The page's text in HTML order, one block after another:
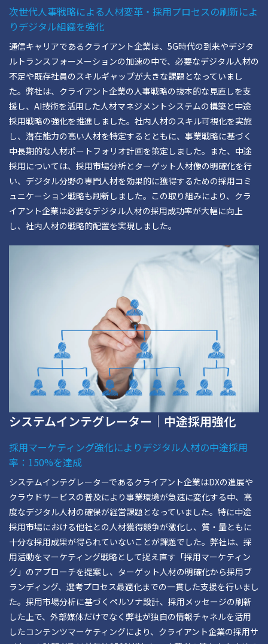
次世代人事戦略による人材変革・採用プロセスの刷新によ
りデジタル組織を強化
通信キャリアであるクライアント企業は、5G時代の到来やデジタ
ルトランスフォーメーションの加速の中で、必要なデジタル人材の
不足や既存社員のスキルギャップが大きな課題となっていまし
た。弊社は、クライアント企業の人事戦略の抜本的な見直しを支
援し、AI技術を活用した人材マネジメントシステムの構築と中途
採用戦略の強化を推進しました。社内人材のスキル可視化を実施
し、潜在能力の高い人材を特定するとともに、事業戦略に基づく
中長期的な人材ポートフォリオ計画を策定しました。また、中途
採用については、採用市場分析とターゲット人材像の明確化を行
い、デジタル分野の専門人材を効果的に獲得するための採用コミ
ュニケーション戦略も刷新しました。この取り組みにより、クラ
イアント企業は必要なデジタル人材の採用成功率が大幅に向上
し、社内人材の戦略的配置を実現しました。
システムインテグレーター｜中途採用強化
採用マーケティング強化によりデジタル人材の中途採用
率：150%を達成
システムインテグレーターであるクライアント企業はDXの進展や
クラウドサービスの普及により事業環境が急速に変化する中、高
度なデジタル人材の確保が経営課題となっていました。特に中途
採用市場における他社との人材獲得競争が激化し、質・量ともに
十分な採用成果が得られていないことが課題でした。弊社は、採
用活動をマーケティング戦略として捉え直す「採用マーケティン
グ」のアプローチを提案し、ターゲット人材の明確化から採用ブ
ランディング、選考プロセス最適化までの一貫した支援を行いまし
た。採用市場分析に基づくペルソナ設計、採用メッセージの刷新
した上で、外部媒体だけでなく弊社が独自の情報チャネルを活用
したコンテンツマーケティングにより、クライアント企業の採用サ